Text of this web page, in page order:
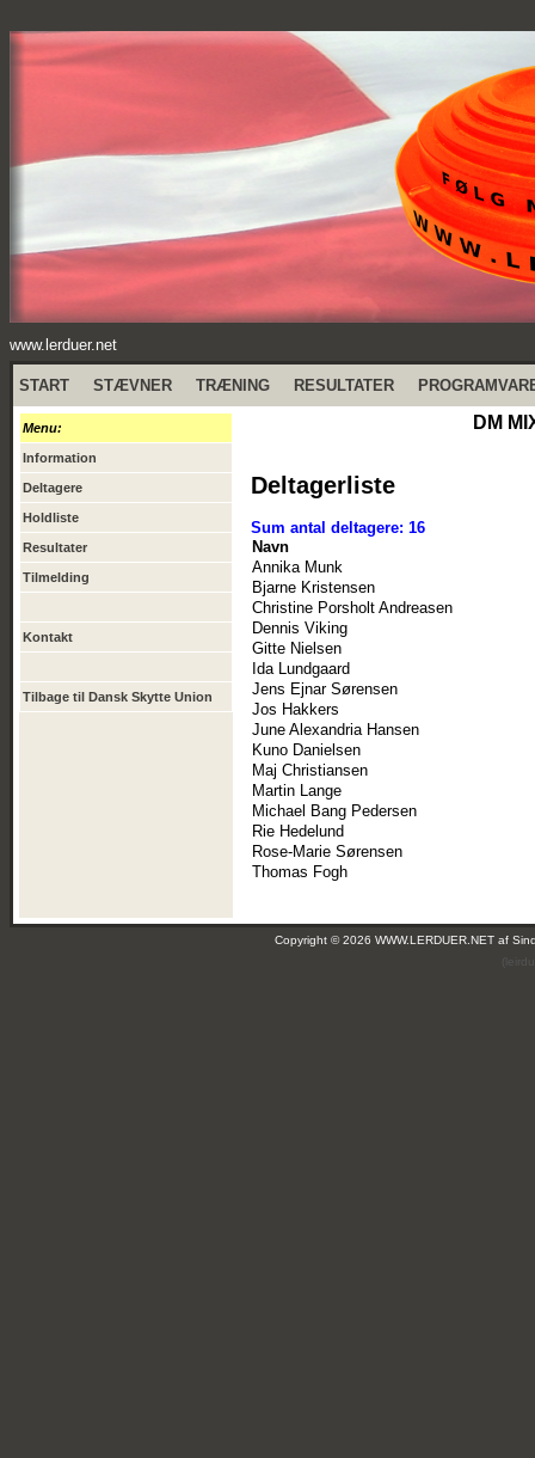
www.lerduer.net
START STÆVNER TRÆNING RESULTATER
Menu:
Information
Deltagere
Holdliste
Resultater
Tilmelding
Kontakt
Tilbage til Dansk Skytte Union
DM
Deltagerliste
Sum antal deltagere: 16
Navn
Annika Munk
Bjarne Kristensen
Christine Porsholt Andreasen
Dennis Viking
Gitte Nielsen
Ida Lundgaard
Jens Ejnar Sørensen
Jos Hakkers
June Alexandria Hansen
Kuno Danielsen
Maj Christiansen
Martin Lange
Michael Bang Pedersen
Rie Hedelund
Rose-Marie Sørensen
Thomas Fogh
Copyright © 2026 WWW.LERDUER.NET af